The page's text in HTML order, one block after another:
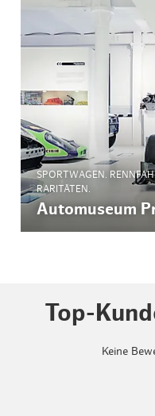
SPORTWAGEN.
RARITÄTEN.
Automuseum
Top-
Keine